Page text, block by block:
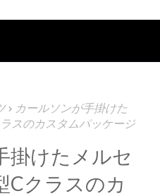
カールソンが手掛けた
スのカスタムパッケージ
掛けたメルセ
Cクラスのカ